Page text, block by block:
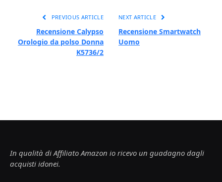
PREVIOUS ARTICLE
Recensione Calypso
Orologio da polso Donna
K5736/2
NEXT ARTICLE
Recensione Smartwatch
Uomo
In qualità di Affiliato Amazon io ricevo un guadagno dagli
acquisti idonei.